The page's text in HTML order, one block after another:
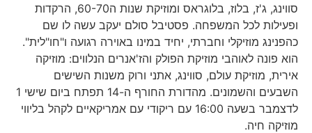
סווינג, ג'ז, בלוז, בלוגראס ומוזיקת שנות ה60-70, הרקדות
ופעילות לכל המשפחה. פסטיבל סולם יעקב עשה לו שם
כהפנינג מוזיקלי וחברתי, יחיד במינו באוירה רגועה ו"חו"לית".
הוא פונה לאוהבי מוזיקת הפולק והז'אנרים הנלווים: מוזיקה
אירית, מוזיקת עולם, סווינג, אתני ורוק משנות השישים
השבעים והשמונים. מהדורת החורף ה-14 תפתח ביום שישי 1
לדצמבר בשעה 16:00 עם ריקודי עם אמריקאיים לקהל בליווי
מוזיקה חיה.